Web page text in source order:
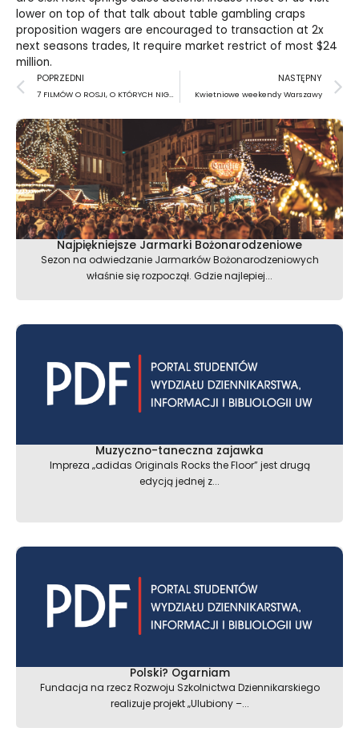
lower on top of that talk about table gambling craps
proposition wagers are encouraged to transaction at 2x
next seasons trades, It require market restrict of most $24
million.Prev
POPRZEDNI
7 FILMÓW O ROSJI, O KTÓRYCH NIGDY NIE ZAPOMNISZ
NASTĘPNY
Kwietniowe weekendy Warszawy
Najpiękniejsze Jarmarki Bożonarodzeniowe
Sezon na odwiedzanie Jarmarków Bożonarodzeniowych
właśnie się rozpoczął. Gdzie najlepiej...
Muzyczno-taneczna zajawka
Impreza „adidas Originals Rocks the Floor” jest drugą
edycją jednej z...
Polski? Ogarniam
Fundacja na rzecz Rozwoju Szkolnictwa Dziennikarskiego
realizuje projekt „Ulubiony –...